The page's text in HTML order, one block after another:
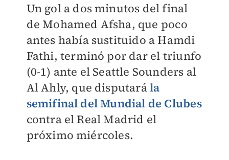
Un gol a dos minutos del final
de Mohamed Afsha, que poco
antes había sustituido a Hamdi
Fathi, terminó por dar el triunfo
(0-1) ante el Seattle Sounders al
Al Ahly, que disputarála
semifinal del Mundial de Clubes
contra el Real Madrid el
próximo miércoles.